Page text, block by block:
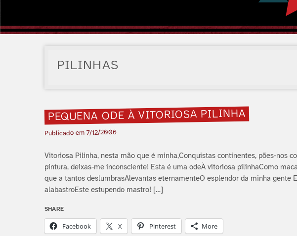
PILINHAS
PEQUENA ODE À VITORIOSA PILINHA
Publicado em 7/12/2006
Vitoriosa Pilinha, nesta mão que é minha,Conquistas continentes, pões-nos
pintura, deixas-me inconsciente! Esta é uma odeÀ vitoriosa pilinhaComo
que a tantos deslumbrasAlevantas eternamenteO esplendor da minha gente
alabastroEste estupendo mastro! […]
SHARE
Facebook X Pinterest More